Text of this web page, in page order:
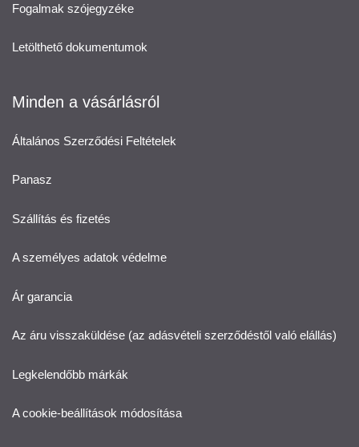
Fogalmak szójegyzéke
Letölthető dokumentumok
Minden a vásárlásról
Általános Szerződési Feltételek
Panasz
Szállítás és fizetés
A személyes adatok védelme
Ár garancia
Az áru visszaküldése (az adásvételi szerződéstől való elállás)
Legkelendőbb márkák
A cookie-beállítások módosítása